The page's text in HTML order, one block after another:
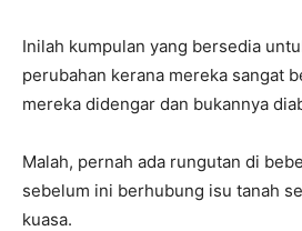
Inilah kumpulan yang bersedia
perubahan kerana mereka sangat
mereka didengar dan bukannya
Malah, pernah ada rungutan di
sebelum ini berhubung isu tanah
kuasa.